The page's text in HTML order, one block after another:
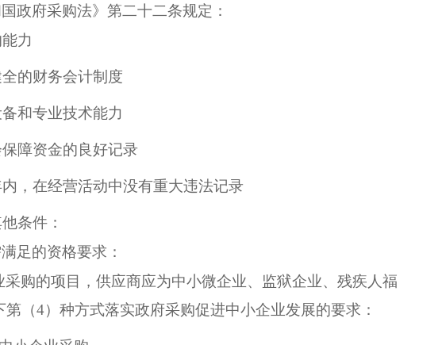
政府采购法》第二十二条规定：
力
的财务会计制度
和专业技术能力
障资金的良好记录
，在经营活动中没有重大违法记录
条件：
足的资格要求：
采购的项目，供应商应为中小微企业、监狱企业、残疾人福
第（4）种方式落实政府采购促进中小企业发展的要求：